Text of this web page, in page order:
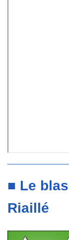
■ Le
Riaillé